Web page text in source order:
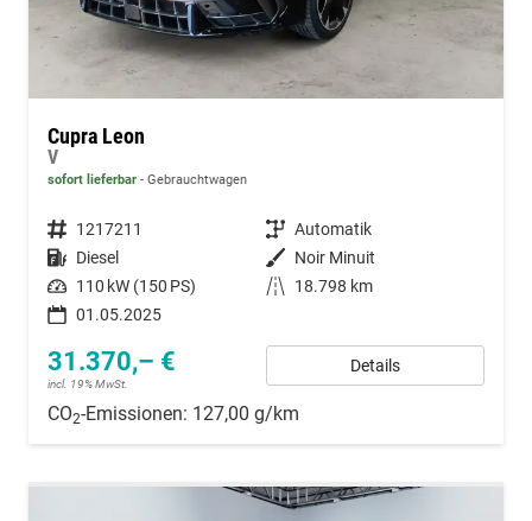
Cupra Leon
V
sofort lieferbar Gebrauchtwagen
Fahrzeugnummer 1217211 Getriebe Automatik
Kraftstoff Diesel Außenfarbe Noir Minuit
Leistung 110 kW (150 PS) Kilometerstand
18.798 km
01.05.2025
31.370,– €
incl. 19% MwSt.
Details
CO2-Emissionen: 127,00 g/km